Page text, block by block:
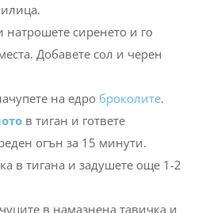
натрошете сиренето и го
Добавете сол и черен
на едро броколите.
в тиган и гответе
огън за 15 минути.
в тигана и задушете още 1-2
в намазнена тавичка и